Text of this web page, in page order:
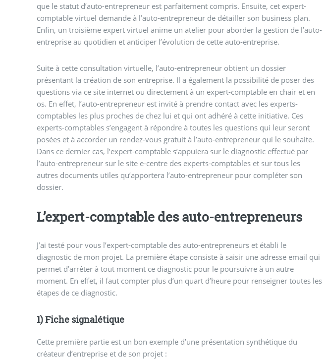
que le statut d’auto-entrepreneur est parfaitement compris. Ensuite, cet expert-
comptable virtuel demande à l’auto-entrepreneur de détailler son business plan.
Enfin, un troisième expert virtuel anime un atelier pour aborder la gestion de l’auto-
entreprise au quotidien et anticiper l’évolution de cette auto-entreprise.
Suite à cette consultation virtuelle, l’auto-entrepreneur obtient un dossier
présentant la création de son entreprise. Il a également la possibilité de poser des
questions via ce site internet ou directement à un expert-comptable en chair et en
os. En effet, l’auto-entrepreneur est invité à prendre contact avec les experts-
comptables les plus proches de chez lui et qui ont adhéré à cette initiative. Ces
experts-comptables s’engagent à répondre à toutes les questions qui leur seront
posées et à accorder un rendez-vous gratuit à l’auto-entrepreneur qui le souhaite.
Dans ce dernier cas, l’expert-comptable s’appuiera sur le diagnostic effectué par
l’auto-entrepreneur sur le site e-centre des experts-comptables et sur tous les
autres documents utiles qu’apportera l’auto-entrepreneur pour compléter son
dossier.
L’expert-comptable des auto-entrepreneurs
J’ai testé pour vous l’expert-comptable des auto-entrepreneurs et établi le
diagnostic de mon projet. La première étape consiste à saisir une adresse email qui
permet d’arrêter à tout moment ce diagnostic pour le poursuivre à un autre
moment. En effet, il faut compter plus d’un quart d’heure pour renseigner toutes les
étapes de ce diagnostic.
1) Fiche signalétique
Cette première partie est un bon exemple d’une présentation synthétique du
créateur d’entreprise et de son projet :